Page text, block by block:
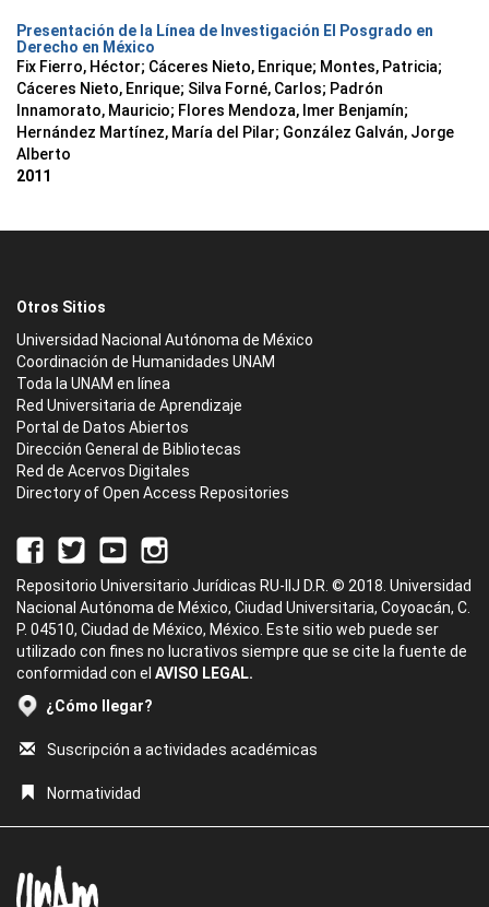
Presentación de la Línea de Investigación El Posgrado en
Derecho en México
Fix Fierro, Héctor; Cáceres Nieto, Enrique; Montes, Patricia;
Cáceres Nieto, Enrique; Silva Forné, Carlos; Padrón
Innamorato, Mauricio; Flores Mendoza, Imer Benjamín;
Hernández Martínez, María del Pilar; González Galván, Jorge
Alberto
2011
Otros Sitios
Universidad Nacional Autónoma de México
Coordinación de Humanidades UNAM
Toda la UNAM en línea
Red Universitaria de Aprendizaje
Portal de Datos Abiertos
Dirección General de Bibliotecas
Red de Acervos Digitales
Directory of Open Access Repositories
Repositorio Universitario Jurídicas RU-IIJ D.R. © 2018. Universidad
Nacional Autónoma de México, Ciudad Universitaria, Coyoacán, C.
P. 04510, Ciudad de México, México. Este sitio web puede ser
utilizado con fines no lucrativos siempre que se cite la fuente de
conformidad con el AVISO LEGAL.
¿Cómo llegar?
Suscripción a actividades académicas
Normatividad